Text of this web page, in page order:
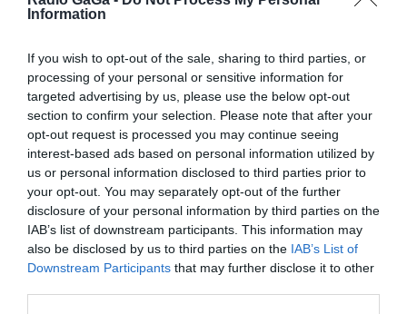
Information
If you wish to opt-out of the sale, sharing to third parties, or
processing of your personal or sensitive information for
targeted advertising by us, please use the below opt-out
section to confirm your selection. Please note that after your
opt-out request is processed you may continue seeing
interest-based ads based on personal information utilized by
us or personal information disclosed to third parties prior to
your opt-out. You may separately opt-out of the further
disclosure of your personal information by third parties on the
IAB’s list of downstream participants. This information may
also be disclosed by us to third parties on the IAB’s List of
Downstream Participants that may further disclose it to other
Bejegyzés
navigáció
ELŐZŐ
BEJEGYZÉS
siketfajd
(tetrao
urogallus)
kilövését
teszik
lehetővé
Romániában
KÖVETKEZŐ
BEJEGYZÉS
járműveket
ellenőriztek
a rendőrök
Hargita
megyében
Ez is érdekelheti